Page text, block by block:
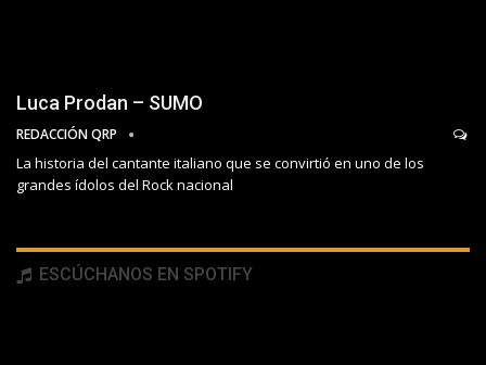
Luca Prodan – SUMO
REDACCIÓN QRP
La historia del cantante italiano que se convirtió en uno de los
grandes ídolos del Rock nacional
ESCÚCHANOS EN SPOTIFY